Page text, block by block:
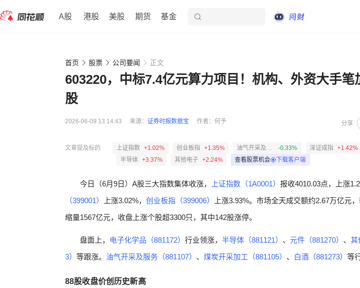
A股 港股 美股 期货 基金
首页 股票 公司要闻 正文
603220，中标7.4亿元算力项目！机构、外资大手笔
股
2026-06-09 13:14:43 来源： 证券时报数据宝 作者： 何予 分享
文章提及标的 上证指数 +1.02% 创业板指 +1.35% 油气开采及服务 -0.33% 深证成指 +1.42%
半导体 +3.37% 其他电子 +2.24% 查看股票机会 下载客户端
今日（6月9日）A股三大指数集体收涨， 上证指数（1A0001） 报收4010.03点，上涨
（399001）
上涨3.02%， 创业板指（399006）
上涨3.93%。市场全天成交额约2.67万亿元
缩量1567亿元，收盘上涨个股超3300只，其中142股涨停。
盘面上， 电子化学品（881172） 行业领涨， 半导体（881121） 、 元件（881270） 、 其
3） 等跟涨。 油气开采及服务（881107） 、 煤炭开采加工（881105） 、 白酒（881273） 等
88股收盘价创历史新高